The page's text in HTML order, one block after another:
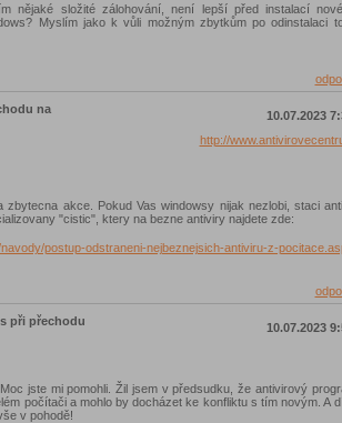
nějaké složité zálohování, není lepší před instalací
Myslím jako k vůli možným zbytkům po odinstalaci
na
10.07.2023
http://
zbytecna akce. Pokud Vas windowsy nijak nezlobi, staci
"cistic", ktery na bezne antiviry najdete zde:
postup-odstraneni-nejbeznejsich-antiviru-z-
při přechodu
10.07.2023
jste mi pomohli. Žil jsem v předsudku, že antivirový
počítači a mohlo by docházet ke konfliktu s tím novým. A
v pohodě!